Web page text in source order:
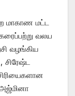
மாகாண மட்ட
வலய
வழங்கிய